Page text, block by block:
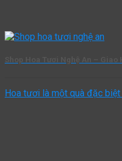
Hoa tươi là một quà đặc biệt